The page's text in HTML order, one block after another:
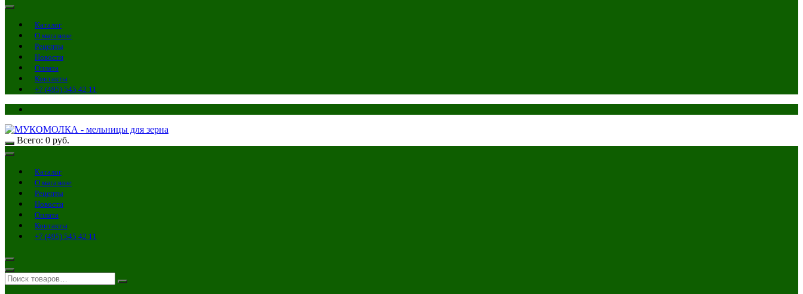
Каталог
О магазине
Рецепты
Новости
Оплата
Контакты
+7 (495) 545 42 11
Всего: 0 руб.
Каталог
О магазине
Рецепты
Новости
Оплата
Контакты
+7 (495) 545 42 11